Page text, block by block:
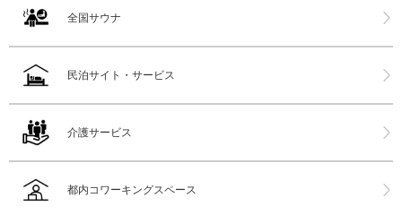
全国サウナ
民泊サイト・サービス
介護サービス
都内コワーキングスペース